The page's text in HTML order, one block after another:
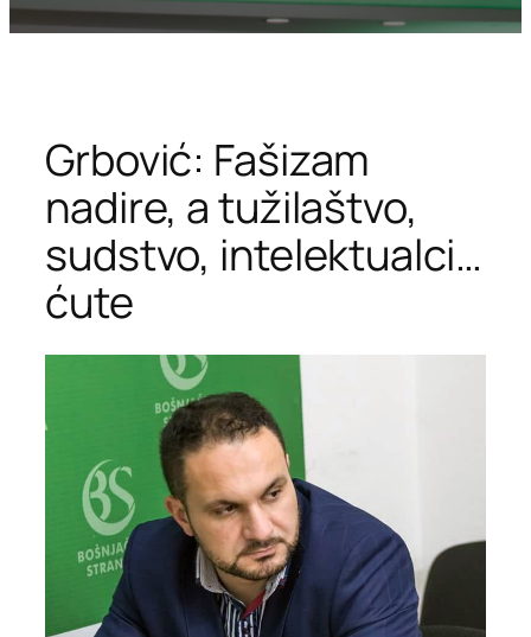
Grbović: Fašizam
nadire, a tužilaštvo,
sudstvo, intelektualci…
ćute